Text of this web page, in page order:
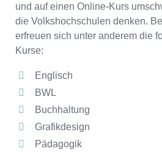
und auf einen Online-Kurs
die Volkshochschulen denken.
erfreuen sich unter anderem die
Kurse:
Englisch
BWL
Buchhaltung
Grafikdesign
Pädagogik